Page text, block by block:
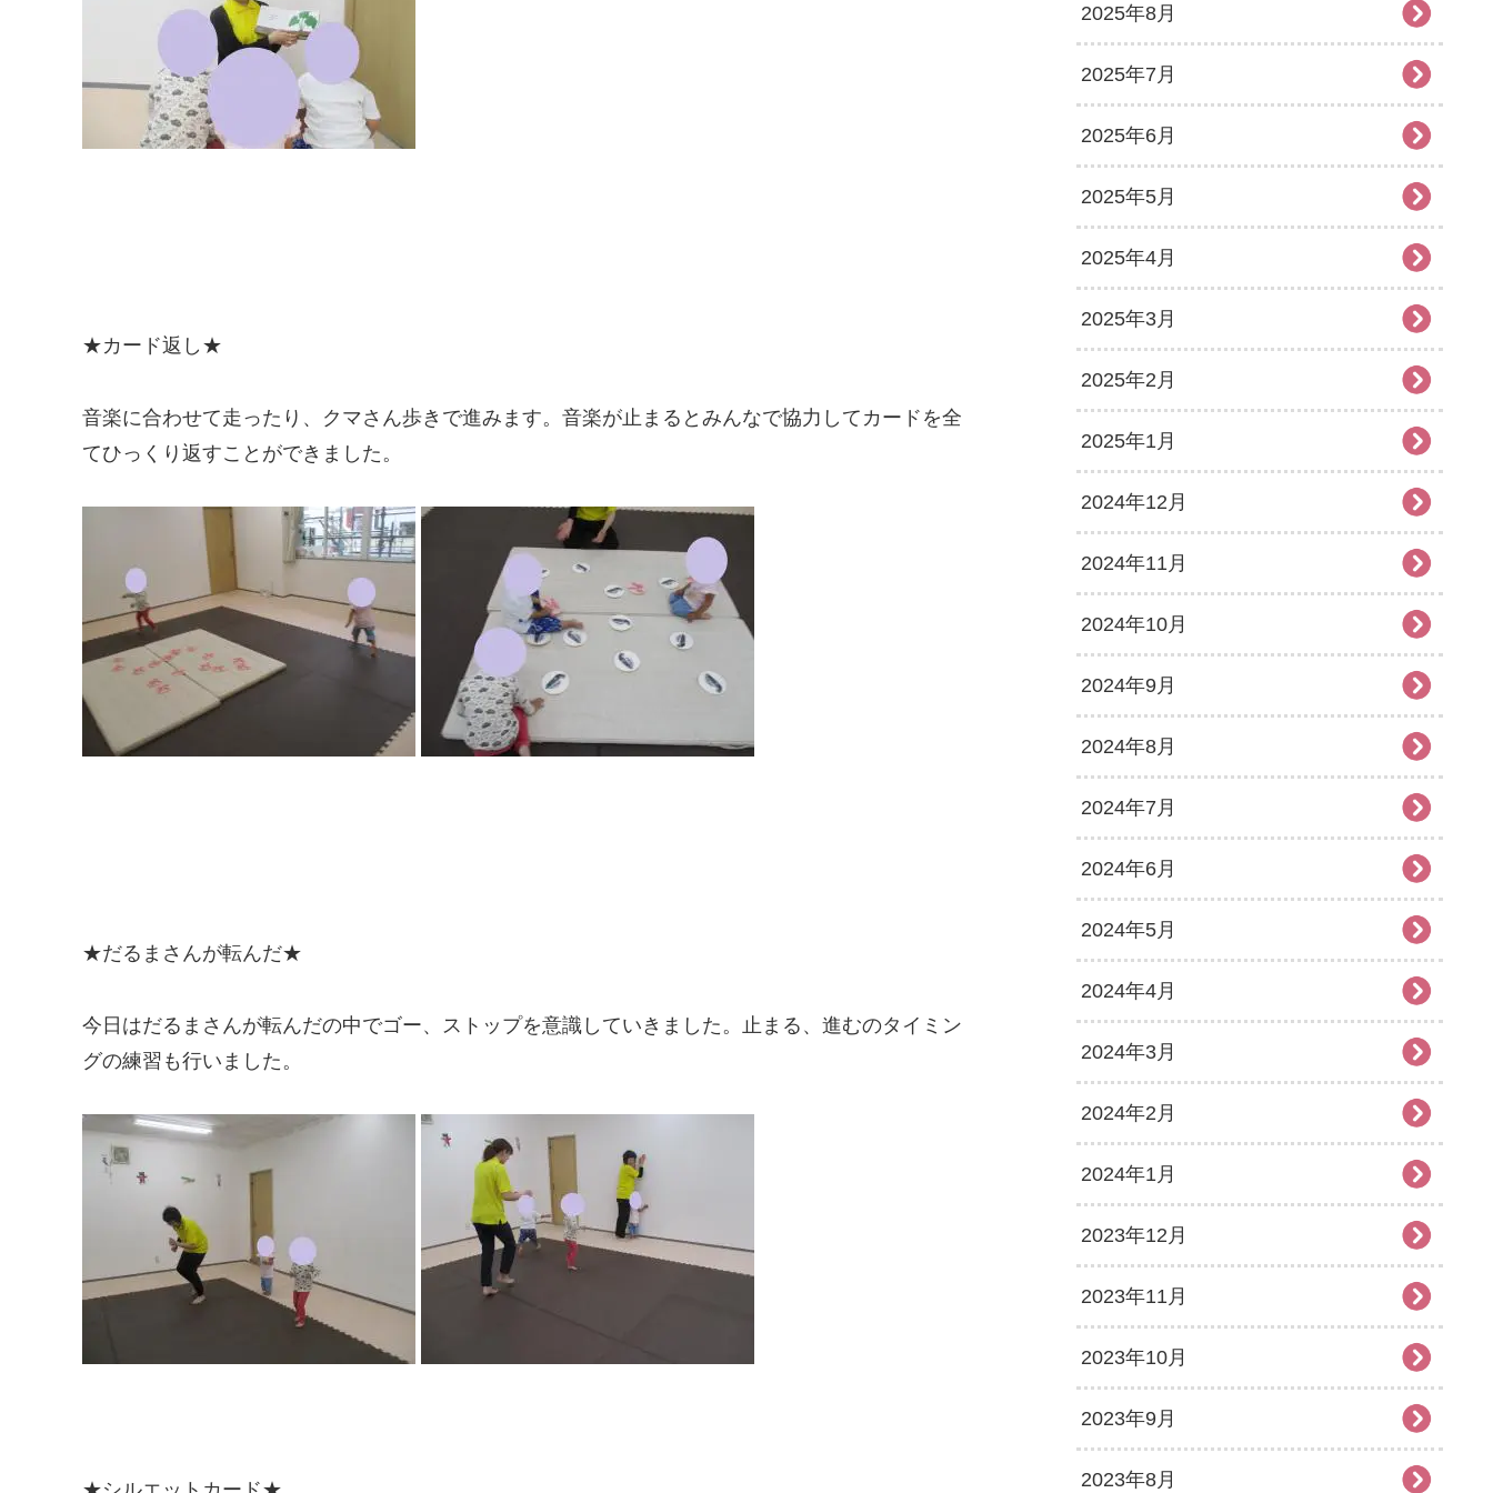
★カード返し★
音楽に合わせて走ったり、クマさん歩きで進みます。音楽が止まるとみんなで協力してカードを全
てひっくり返すことができました。
★だるまさんが転んだ★
今日はだるまさんが転んだの中でゴー、ストップを意識していきました。止まる、進むのタイミン
グの練習も行いました。
2025年8月
2025年7月
2025年6月
2025年5月
2025年4月
2025年3月
2025年2月
2025年1月
2024年12月
2024年11月
2024年10月
2024年9月
2024年8月
2024年7月
2024年6月
2024年5月
2024年4月
2024年3月
2024年2月
2024年1月
2023年12月
2023年11月
2023年10月
2023年9月
2023年8月